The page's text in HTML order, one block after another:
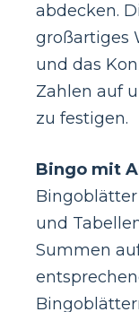
abdecken.
großartiges
und das
Zahlen auf
zu festigen.
Bingo mit
und
Summen